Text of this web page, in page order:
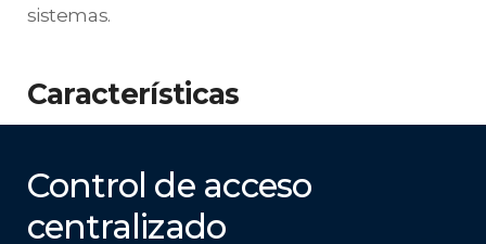
sistemas.
Características
Control de acceso
centralizado